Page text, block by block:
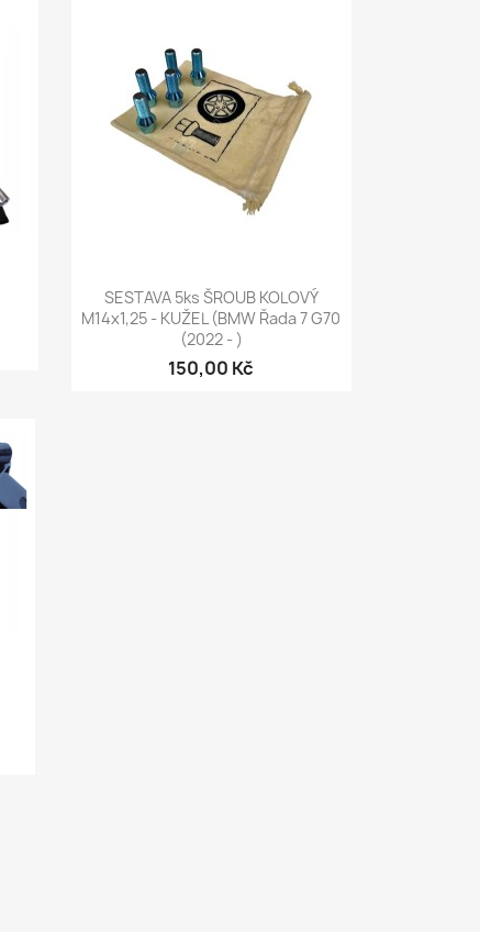
Rychlý náhled
SESTAVA 5ks ŠROUB KOLOVÝ
M14x1,25 - KUŽEL (BMW Řada 7 G70
(2022 - )
150,00 Kč